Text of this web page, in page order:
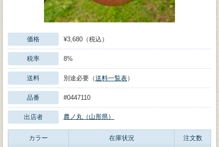
価格 ¥3,680（税込）
税率 8%
送料 別途必要（送料一覧表）
品番 #0447110
出店者 農ノ丸（山形県）
カラー 在庫状況 注文数